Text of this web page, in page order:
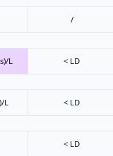
/
L < LD
L < LD
< LD